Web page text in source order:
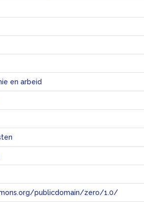
en arbeid
publicdomain/zero/1.0/